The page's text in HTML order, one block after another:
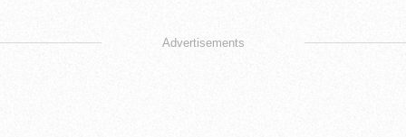
Advertisements